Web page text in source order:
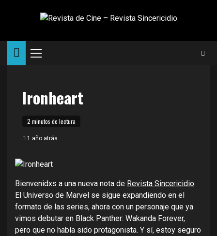
Menú
Ironheart
2 minutos de lectura
1 año atrás
Bienvenidxs a una nueva nota de Revista Sincericidio.
El Universo de Marvel se sigue expandiendo en el
formato de las series, ahora con un personaje que ya
vimos debutar en Black Panther: Wakanda Forever,
pero que no había sido protagonista. Y sí, estoy seguro